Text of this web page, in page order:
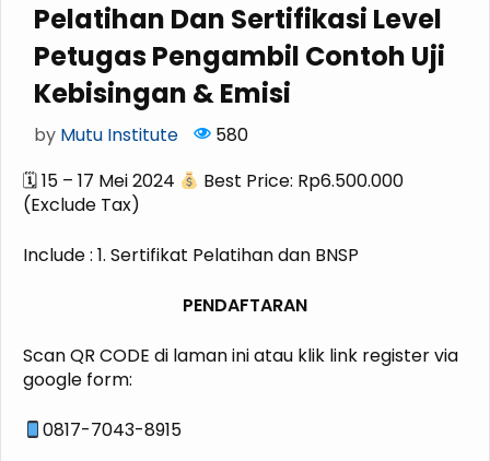
Pelatihan Dan Sertifikasi Level
Petugas Pengambil Contoh Uji
Kebisingan & Emisi
by Mutu Institute
580
🗓 15 – 17 Mei 2024
Best Price: Rp6.500.000
(Exclude Tax)
Include : 1. Sertifikat Pelatihan dan BNSP
PENDAFTARAN
Scan QR CODE di laman ini atau klik link register via
google form:
0817-7043-8915